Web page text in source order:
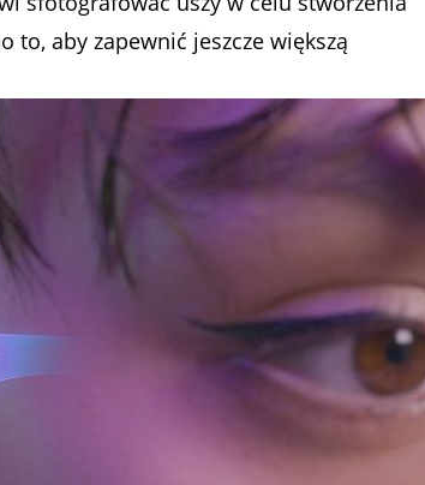
to, aby zapewnić jeszcze większą